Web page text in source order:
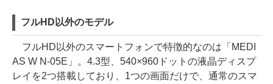
フルHD以外のモデル
フルHD以外のスマートフォンで特徴的なのは「MEDI
AS W N-05E」。4.3型、540×960ドットの液晶ディスプ
レイを2つ搭載しており、1つの画面だけで、通常のスマ